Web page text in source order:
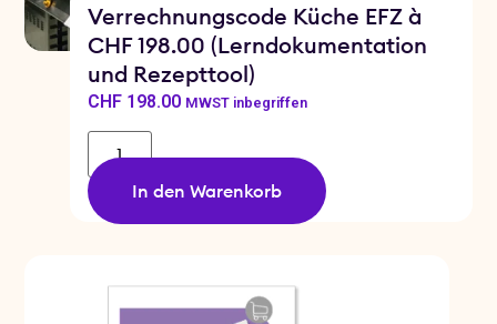
Verrechnungscode Küche EFZ à
CHF 198.00 (Lerndokumentation
und Rezepttool)
CHF198.00 MWST inbegriffen
In den Warenkorb